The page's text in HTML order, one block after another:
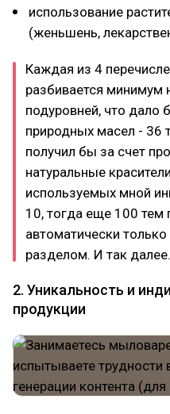
использование
(женьшень,
Каждая из 4
разбивается минимум
подуровней, что дало
природных масел - 36
получил бы за счет
натуральные
используемых мной
10, тогда еще 100 тем
автоматически
разделом. И так далее.
2. Уникальность и
продукции